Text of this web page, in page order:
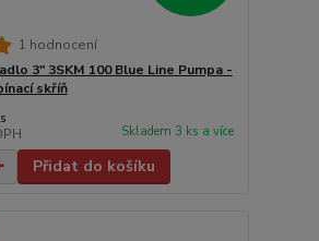
1 hodnocení
3" 3SKM 100 Blue Line Pumpa -
skříň
Skladem 3 ks a více
Přidat do košíku